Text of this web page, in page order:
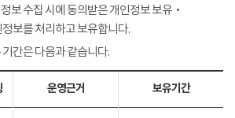
보 수집 시에 동의받은 개인정보 보유‧
보를 처리하고 보유합니다.
간은 다음과 같습니다.
운영근거 보유기간